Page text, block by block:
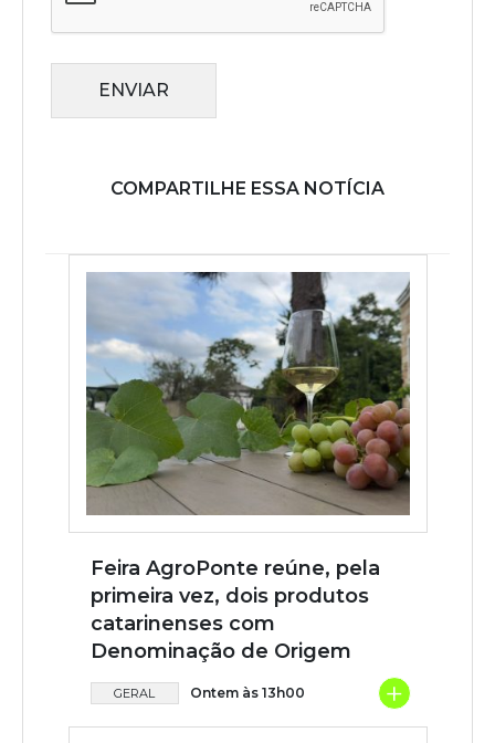
ENVIAR
COMPARTILHE ESSA NOTÍCIA
Feira AgroPonte reúne, pela
primeira vez, dois produtos
catarinenses com
Denominação de Origem
GERAL Ontem às 13h00 +